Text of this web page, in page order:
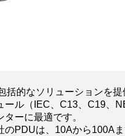
的なソリューションを提
ル（IEC、C13、C19、
ーに最適です。
PDUは、10Aから100A